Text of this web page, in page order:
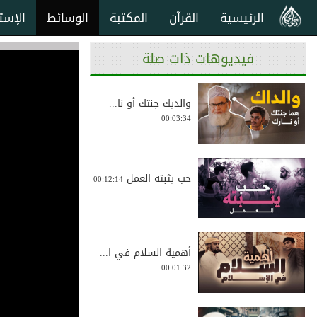
الوسائط المكتبة القرآن الرئيسية
فيديوهات ذات صلة
والديك جنتك أو نا...
00:03:34
حب يثبته العمل 00:12:14
أهمية السلام في ا...
00:01:32